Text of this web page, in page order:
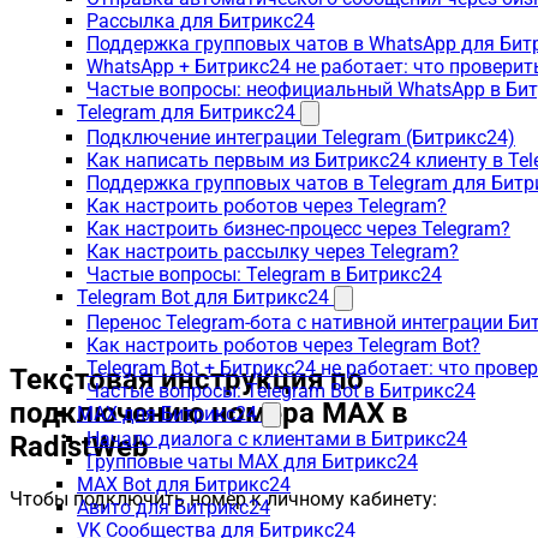
Рассылка для Битрикс24
Поддержка групповых чатов в WhatsApp для
WhatsApp + Битрикс24 не работает: что
Частые вопросы: неофициальный WhatsApp в
Telegram для Битрикс24
Подключение интеграции Telegram (Битрикс24)
Как написать первым из Битрикс24 клиенту в
Поддержка групповых чатов в Telegram для
Как настроить роботов через Telegram?
Как настроить бизнес-процесс через Telegram?
Как настроить рассылку через Telegram?
Частые вопросы: Telegram в Битрикс24
Telegram Bot для Битрикс24
Перенос Telegram-бота с нативной интеграции
Как настроить роботов через Telegram Bot?
Telegram Bot + Битрикс24 не работает: что
Частые вопросы: Telegram Bot в Битрикс24
MAX для Битрикс24
Начало диалога с клиентами в Битрикс24
Групповые чаты MAX для Битрикс24
MAX Bot для Битрикс24
Авито для Битрикс24
VK Сообщества для Битрикс24
Текстовая инструкция по
подключению номера MAX в
RadistWeb
Чтобы подключить номер к личному кабинету: